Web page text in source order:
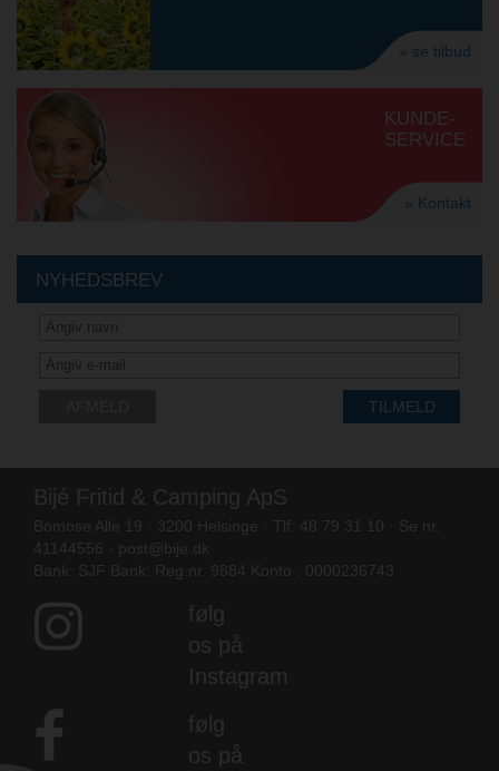
» se tilbud
KUNDE-
SERVICE
» Kontakt
NYHEDSBREV
TILMELD
Bijé Fritid & Camping ApS
Bomose Alle 19 · 3200 Helsinge · Tlf: 48 79 31 10 · Se nr.
41144556 · post@bije.dk
Bank: SJF Bank: Reg.nr. 9884 Konto : 0000236743
følg
os på
Instagram
følg
os på